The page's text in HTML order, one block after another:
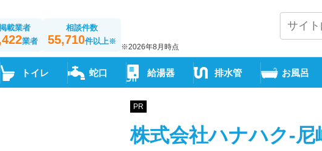
載業者
業者
相談件数
55,710件以上※
※2026年8月時点
トイレ 蛇口 給湯器 排水管 お風呂
PR
株式会社ハナハク-尼